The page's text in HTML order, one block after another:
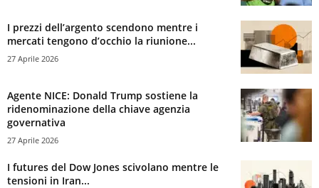
I prezzi dell’argento scendono mentre i
mercati tengono d’occhio la riunione...
27 Aprile 2026
Agente NICE: Donald Trump sostiene la
ridenominazione della chiave agenzia
governativa
27 Aprile 2026
I futures del Dow Jones scivolano mentre le
tensioni in Iran...